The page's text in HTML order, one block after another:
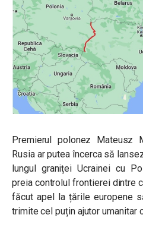
Premierul polonez Mateusz
Rusia ar putea încerca să
lungul graniței Ucrainei cu
preia controlul frontierei dintre
făcut apel la țările europene
trimite cel puțin ajutor umanitar